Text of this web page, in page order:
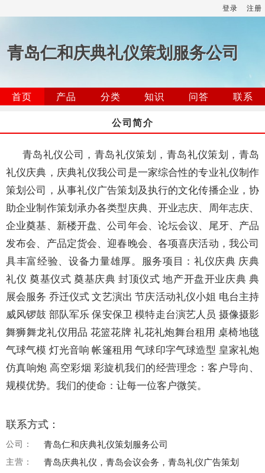
登录 注册
青岛仁和庆典礼仪策划服务公司
首页 产品 分类 知识 问答
联系
公司简介
青岛礼仪公司，青岛礼仪策划，青岛礼仪策划，青岛
礼仪庆典，庆典礼仪我公司是一家综合性的专业礼仪制作
策划公司，从事礼仪广告策划及执行的文化传播企业，协
助企业制作策划承办各类型庆典、开业志庆、周年志庆、
企业奠基、新楼开盘、公司年会、论坛会议、尾牙、产品
发布会、产品定货会、迎春晚会、各项喜庆活动，我公司
具丰富经验、设备力量雄厚。服务项目：礼仪庆典 庆典
礼仪 奠基仪式 奠基庆典 封顶仪式 地产开盘开业庆典 典
展会服务 乔迁仪式 文艺演出 节庆活动礼仪小姐 电台主持
威风锣鼓 部队军乐 保安保卫 模特走台演艺人员 摄像摄影
舞狮舞龙礼仪用品 花篮花牌 礼花礼炮舞台租用 桌椅地毯
气球气模 灯光音响 帐篷租用 气球印字气球造型 皇家礼炮
仿真响炮 高空彩烟 彩旋机我们的经营理念：客户导向、
规模优势。我们的使命：让每一位客户微笑。
联系方式：
公司： 青岛仁和庆典礼仪策划服务公司
主营： 青岛庆典礼仪，青岛会议会务，青岛礼仪广告策划